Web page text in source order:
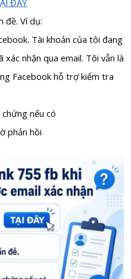
đề. Ví dụ:
Tài khoản của tôi đang
nhận qua email. Tôi vẫn là
Facebook hỗ trợ kiểm tra
nếu có
phản hồi